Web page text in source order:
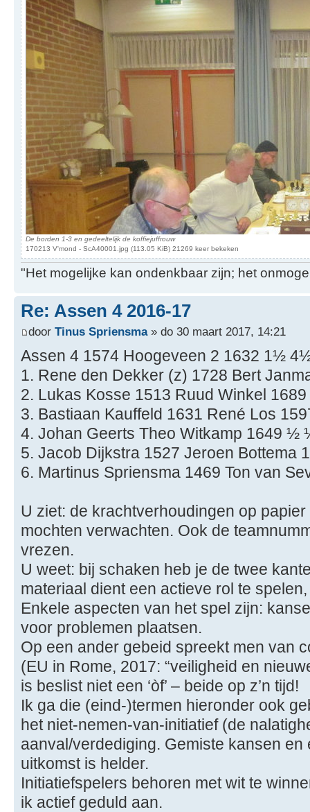
De borden 1-3 en gedeeltelijk de koffiejuffrouw
170213 V'mond - ScA40001.jpg (113.05 KiB) 21269 keer bekeken
"Het mogelijke kan ondenkbaar zijn; het
Re: Assen 4 2016-17
door Tinus Spriensma» do 30 maart 2017, 14:21
Assen 4 1574 Hoogeveen 2 1632 1½
1. Rene den Dekker (z) 1728 Bert
2. Lukas Kosse 1513 Ruud Winkel
3. Bastiaan Kauffeld 1631 René Los
4. Johan Geerts Theo Witkamp 1649 ½
5. Jacob Dijkstra 1527 Jeroen Bottema
6. Martinus Spriensma 1469 Ton van
U ziet: de krachtverhoudingen op
mochten verwachten. Ook de
vrezen.
U weet: bij schaken heb je de twee
materiaal dient een actieve rol te
Enkele aspecten van het spel zijn:
voor problemen plaatsen.
Op een ander gebeid spreekt men van
(EU in Rome, 2017: “veiligheid en
is beslist niet een ‘òf’ – beide op z’n tijd!
Ik ga die (eind-)termen hieronder ook
het niet-nemen-van-initiatief (de
aanval/verdediging. Gemiste kansen
uitkomst is helder.
Initiatiefspelers behoren met wit te
ik actief geduld aan.